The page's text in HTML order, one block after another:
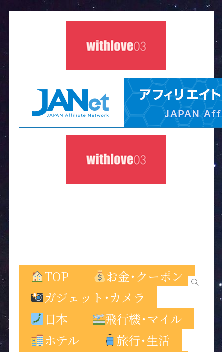
TOP
お金･クーポン
ガジェット･カメラ
日本
飛行機･マイル
ホテル
旅行･生活